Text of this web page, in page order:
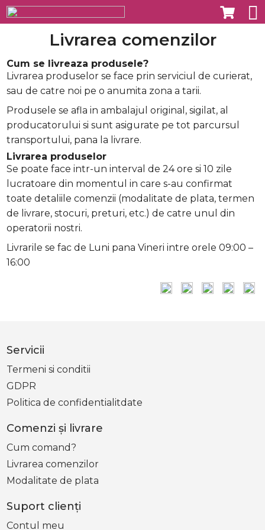
Livrarea comenzilor
Cum se livreaza produsele?
Livrarea produselor se face prin serviciul de curierat,
sau de catre noi pe o anumita zona a tarii.
Produsele se afla in ambalajul original, sigilat, al
producatorului si sunt asigurate pe tot parcursul
transportului, pana la livrare.
Livrarea produselor
Se poate face intr-un interval de 24 ore si 10 zile
lucratoare din momentul in care s-au confirmat
toate detaliile comenzii (modalitate de plata, termen
de livrare, stocuri, preturi, etc.) de catre unul din
operatorii nostri.
Livrarile se fac de Luni pana Vineri intre orele 09:00 –
16:00
Servicii
Termeni si conditii
GDPR
Politica de confidentialitdate
Comenzi şi livrare
Cum comand?
Livrarea comenzilor
Modalitate de plata
Suport clienţi
Contul meu